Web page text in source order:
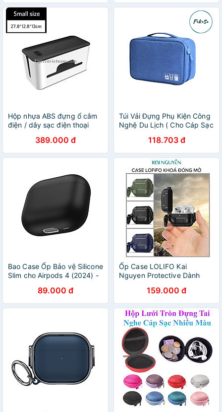
Hộp nhựa ABS đựng ổ cắm
điện / dây sạc điện thoại
30398 - Hàng Chính Hãng
389.000 đ
Túi Vải Đựng Phụ Kiện Công
Nghệ Du Lịch ( Cho Cáp Sạc
Điện Thoại, Tai Nghe, Thẻ
Nhớ ...) Chống Nước - Hàng
Chính Hãng
118.703 đ
Bao Case Ốp Bảo vệ Silicone
Slim cho Airpods 4 (2024) -
89.000 đ
Ốp Case LOLIFO Kai
Nguyen Protective Dành
PRO, Khoá Thông Minh Bảo
Vệ Toàn Diện, Chống Rơi Vỡ
- Hàng Nhập Khẩu
159.000 đ